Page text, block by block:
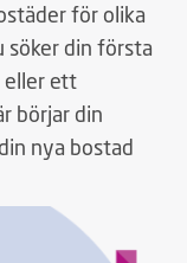
för olika
söker din första
eller ett
börjar din
nya bostad